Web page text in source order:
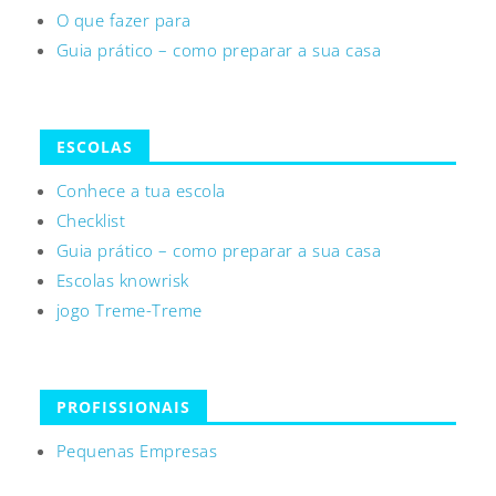
O que fazer para
Guia prático – como preparar a sua casa
ESCOLAS
Conhece a tua escola
Checklist
Guia prático – como preparar a sua casa
Escolas knowrisk
jogo Treme-Treme
PROFISSIONAIS
Pequenas Empresas